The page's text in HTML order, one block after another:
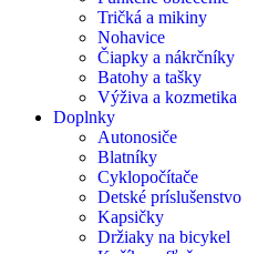
Tričká a mikiny
Nohavice
Čiapky a nákrčníky
Batohy a tašky
Výživa a kozmetika
Doplnky
Autonosiče
Blatníky
Cyklopočítače
Detské príslušenstvo
Kapsičky
Držiaky na bicykel